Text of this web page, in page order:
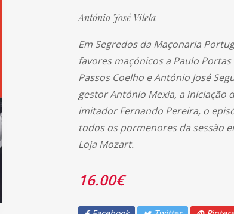
António José Vilela
Em Segredos da Maçonaria
favores maçónicos a Paulo Portas
Passos Coelho e António José
gestor António Mexia, a iniciação
imitador Fernando Pereira, o
todos os pormenores da sessão
Loja Mozart.
16.00€